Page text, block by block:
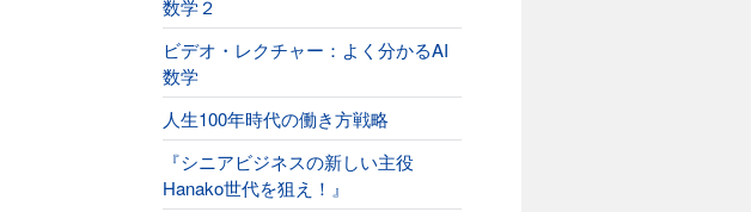
数学２
ビデオ・レクチャー：よく分かるAI
数学
人生100年時代の働き方戦略
『シニアビジネスの新しい主役
Hanako世代を狙え！』